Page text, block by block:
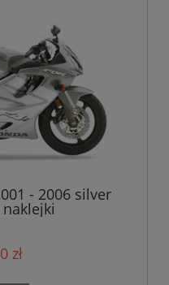
- 2006 silver
zł